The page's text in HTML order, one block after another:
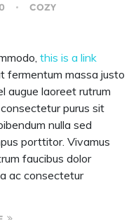
0 COZY
this is a link
fermentum massa justo
augue laoreet rutrum
purus sit
nulla sed
porttitor. Vivamus
faucibus dolor
ac consectetur